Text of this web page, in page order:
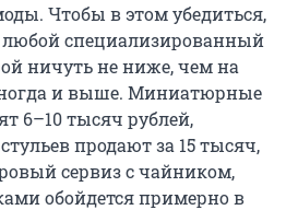
Чтобы в этом убедиться,
любой специализированный
ничуть не ниже, чем на
и выше. Миниатюрные
6–10 тысяч рублей,
продают за 15 тысяч,
сервиз с чайником,
обойдется примерно в